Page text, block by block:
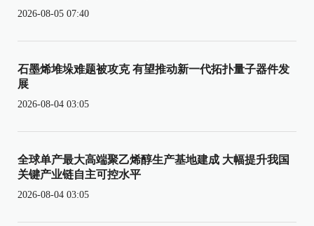
2026-08-05 07:40
石墨烯堆垛难题被攻克 有望推动新一代拓扑量子器件发
展
2026-08-04 03:05
全球单产最大高端聚乙烯醇生产基地建成 大幅提升我国
关键产业链自主可控水平
2026-08-04 03:05